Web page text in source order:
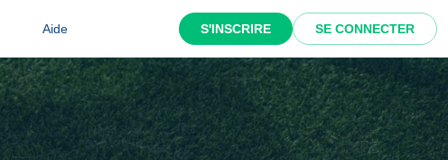
Aide S'INSCRIRE SE CONNECTER